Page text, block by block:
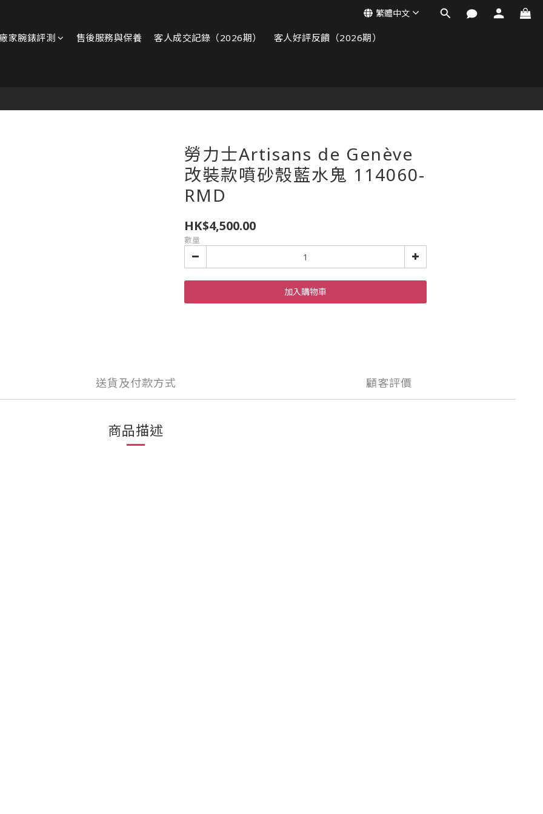
家腕錶評測 售後服務與保養 客人成交記錄（2026期） 客人好評反饋（2026期）
繁體中文
勞力士Artisans de Genève
改裝款噴砂殼藍水鬼 114060-
RMD
HK$4,500.00
數量
加入購物車
送貨及付款方式 顧客評價
商品描述